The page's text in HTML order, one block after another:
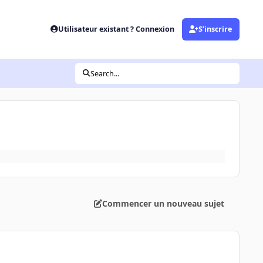
Utilisateur existant ? Connexion S’inscrire
Search...
Commencer un nouveau sujet